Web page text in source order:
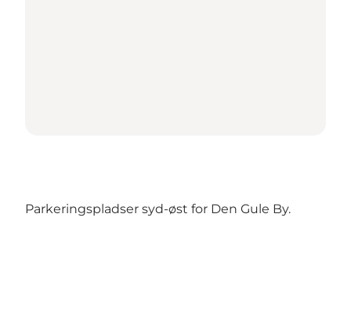
Parkeringspladser syd-øst for Den Gule By.